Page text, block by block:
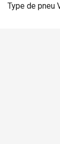
Type de pneu